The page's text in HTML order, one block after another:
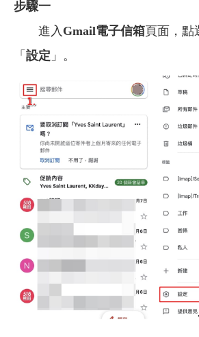
步驟一
進入 Gmail電子信箱頁面，點
「 設定 」。